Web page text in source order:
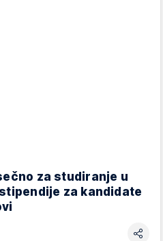
za studiranje u
za kandidate